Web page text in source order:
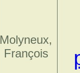
Molyneux,
François